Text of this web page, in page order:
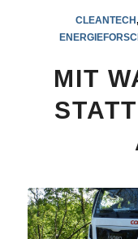
CLEANTECH,
MIT